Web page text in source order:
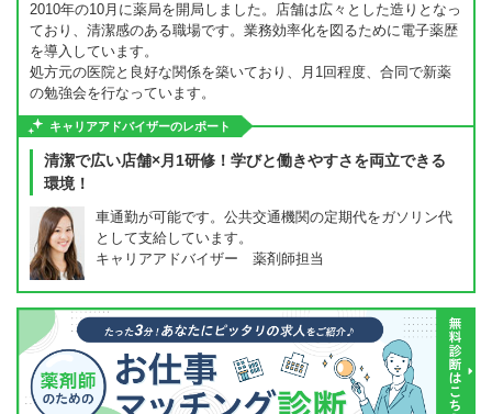
2010年の10月に薬局を開局しました。店舗は広々とした造りとなっ
ており、清潔感のある職場です。業務効率化を図るために電子薬歴
を導入しています。
処方元の医院と良好な関係を築いており、月1回程度、合同で新薬
の勉強会を行なっています。
キャリアアドバイザーのレポート
清潔で広い店舗×月1研修！学びと働きやすさを両立できる
環境！
車通勤が可能です。公共交通機関の定期代をガソリン代
として支給しています。
キャリアアドバイザー 薬剤師担当